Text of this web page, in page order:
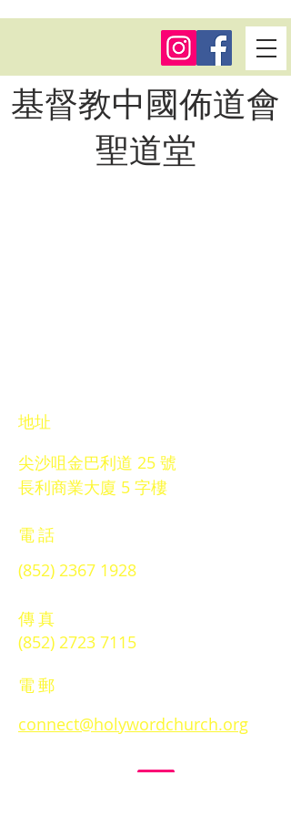
基督教中國佈道會
聖道堂
​地址
尖沙咀金巴利道 25 號
長利商業大廈 5 字樓
電話
(852) 2367 1928
傳真
電郵
(852) 2723 7115
connect@holywordchurch.org